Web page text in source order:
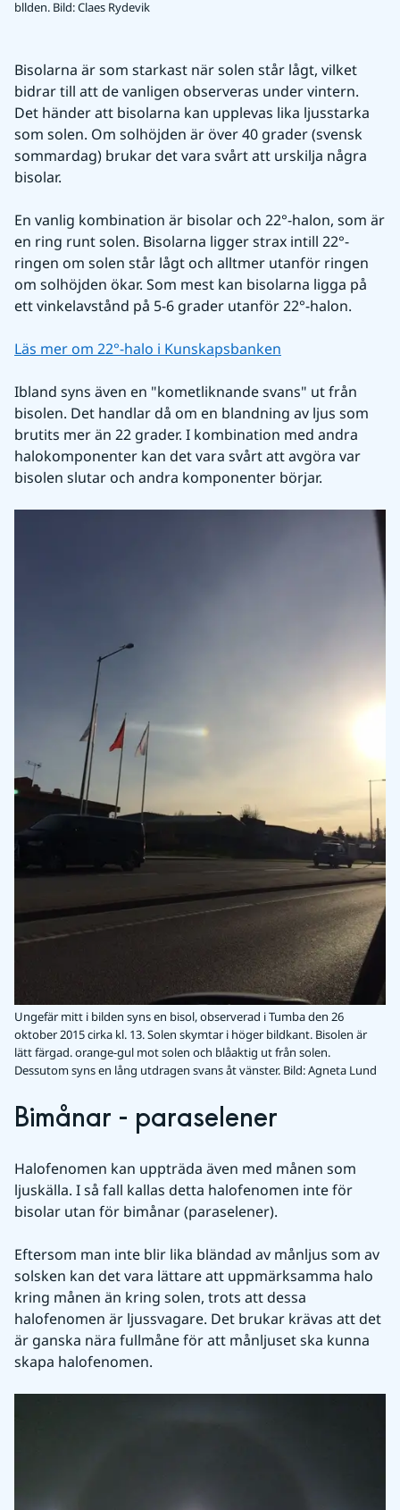
bllden. Bild: Claes Rydevik
Bisolarna är som starkast när solen står lågt, vilket
bidrar till att de vanligen observeras under vintern.
Det händer att bisolarna kan upplevas lika ljusstarka
som solen. Om solhöjden är över 40 grader (svensk
sommardag) brukar det vara svårt att urskilja några
bisolar.
En vanlig kombination är bisolar och 22°-halon, som är
en ring runt solen. Bisolarna ligger strax intill 22°-
ringen om solen står lågt och alltmer utanför ringen
om solhöjden ökar. Som mest kan bisolarna ligga på
ett vinkelavstånd på 5-6 grader utanför 22°-halon.
Läs mer om 22°-halo i Kunskapsbanken
Ibland syns även en "kometliknande svans" ut från
bisolen. Det handlar då om en blandning av ljus som
brutits mer än 22 grader. I kombination med andra
halokomponenter kan det vara svårt att avgöra var
bisolen slutar och andra komponenter börjar.
Ungefär mitt i bilden syns en bisol, observerad i Tumba den 26
oktober 2015 cirka kl. 13. Solen skymtar i höger bildkant. Bisolen är
lätt färgad. orange-gul mot solen och blåaktig ut från solen.
Dessutom syns en lång utdragen svans åt vänster. Bild: Agneta Lund
Bimånar - paraselener
Halofenomen kan uppträda även med månen som
ljuskälla. I så fall kallas detta halofenomen inte för
bisolar utan för bimånar (paraselener).
Eftersom man inte blir lika bländad av månljus som av
solsken kan det vara lättare att uppmärksamma halo
kring månen än kring solen, trots att dessa
halofenomen är ljussvagare. Det brukar krävas att det
är ganska nära fullmåne för att månljuset ska kunna
skapa halofenomen.